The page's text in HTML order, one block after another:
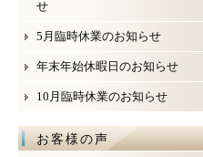
せ
5月臨時休業のお知らせ
年末年始休暇日のお知らせ
10月臨時休業のお知らせ
お客様の声